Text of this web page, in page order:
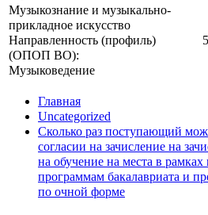
Музыкознание и музыкально-
прикладное искусство
Направленность (профиль)
(ОПОП ВО):
Музыковедение
Главная
Uncategorized
Сколько раз поступающий
согласии на зачисление на
на обучение на места в
программам бакалавриата и
по очной форме